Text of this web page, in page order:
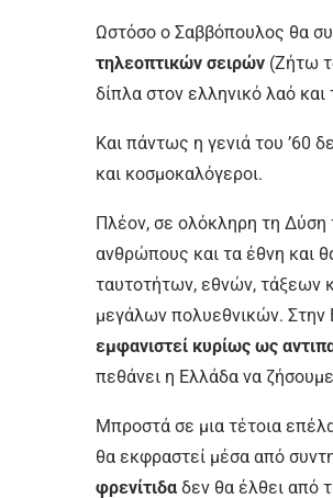
Ωστόσο ο Σαββόπουλος θα
τηλεοπτικών σειρών (Ζήτω
δίπλα στον ελληνικό λαό
Και πάντως η γενιά του ’60
και κοσμοκαλόγεροι.
Πλέον, σε ολόκληρη τη Δύση
ανθρώπους και τα έθνη και
ταυτοτήτων, εθνών, τάξεων
μεγάλων πολυεθνικών.
εμφανιστεί κυρίως ως
πεθάνει η Ελλάδα να
Μπροστά σε μια τέτοια
θα εκφραστεί μέσα από
φρενίτιδα δεν θα έλθει από